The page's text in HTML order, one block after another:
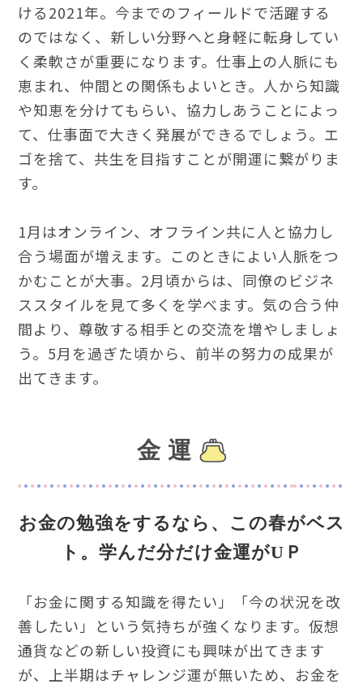
ける2021年。今までのフィールドで活躍する
のではなく、新しい分野へと身軽に転身してい
く柔軟さが重要になります。仕事上の人脈にも
恵まれ、仲間との関係もよいとき。人から知識
や知恵を分けてもらい、協力しあうことによっ
て、仕事面で大きく発展ができるでしょう。エ
ゴを捨て、共生を目指すことが開運に繋がりま
す。
1月はオンライン、オフライン共に人と協力し
合う場面が増えます。このときによい人脈をつ
かむことが大事。2月頃からは、同僚のビジネ
ススタイルを見て多くを学べます。気の合う仲
間より、尊敬する相手との交流を増やしましょ
う。5月を過ぎた頃から、前半の努力の成果が
出てきます。
金 運
お金の勉強をするなら、この春がベス
ト。 学んだ分だけ金運がUＰ
「お金に関する知識を得たい」「今の状況を改
善したい」という気持ちが強くなります。仮想
通貨などの新しい投資にも興味が出てきます
が、上半期はチャレンジ運が無いため、お金を